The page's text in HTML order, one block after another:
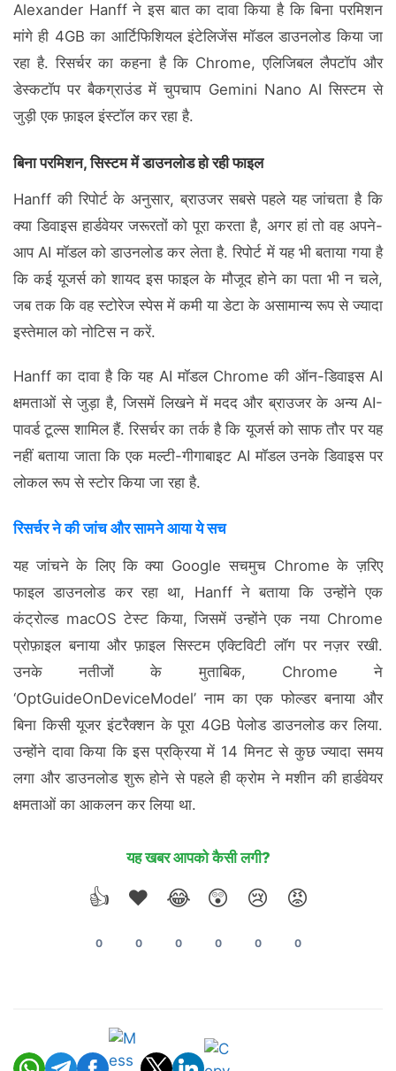
Alexander Hanff ने इस बात का दावा किया है कि बिना परमिशन
मांगे ही 4GB का आर्टिफिशियल इंटेलिजेंस मॉडल डाउनलोड किया जा
रहा है. रिसर्चर का कहना है कि Chrome, एलिजिबल लैपटॉप और
डेस्कटॉप पर बैकग्राउंड में चुपचाप Gemini Nano AI सिस्टम से
जुड़ी एक फ़ाइल इंस्टॉल कर रहा है.
बिना परमिशन, सिस्टम में डाउनलोड हो रही फाइल
Hanff की रिपोर्ट के अनुसार, ब्राउजर सबसे पहले यह जांचता है कि
क्या डिवाइस हार्डवेयर जरूरतों को पूरा करता है, अगर हां तो वह अपने-
आप AI मॉडल को डाउनलोड कर लेता है. रिपोर्ट में यह भी बताया गया है
कि कई यूजर्स को शायद इस फाइल के मौजूद होने का पता भी न चले,
जब तक कि वह स्टोरेज स्पेस में कमी या डेटा के असामान्य रूप से ज्यादा
इस्तेमाल को नोटिस न करें.
Hanff का दावा है कि यह AI मॉडल Chrome की ऑन-डिवाइस AI
क्षमताओं से जुड़ा है, जिसमें लिखने में मदद और ब्राउजर के अन्य AI-
पावर्ड टूल्स शामिल हैं. रिसर्चर का तर्क है कि यूजर्स को साफ तौर पर यह
नहीं बताया जाता कि एक मल्टी-गीगाबाइट AI मॉडल उनके डिवाइस पर
लोकल रूप से स्टोर किया जा रहा है.
रिसर्चर ने की जांच और सामने आया ये सच
यह जांचने के लिए कि क्या Google सचमुच Chrome के ज़रिए
फाइल डाउनलोड कर रहा था, Hanff ने बताया कि उन्होंने एक
कंट्रोल्ड macOS टेस्ट किया, जिसमें उन्होंने एक नया Chrome
प्रोफ़ाइल बनाया और फ़ाइल सिस्टम एक्टिविटी लॉग पर नज़र रखी.
उनके नतीजों के मुताबिक, Chrome ने
‘OptGuideOnDeviceModel’ नाम का एक फोल्डर बनाया और
बिना किसी यूजर इंटरैक्शन के पूरा 4GB पेलोड डाउनलोड कर लिया.
उन्होंने दावा किया कि इस प्रक्रिया में 14 मिनट से कुछ ज्यादा समय
लगा और डाउनलोड शुरू होने से पहले ही क्रोम ने मशीन की हार्डवेयर
क्षमताओं का आकलन कर लिया था.
यह खबर आपको कैसी लगी?
👍
0
❤️
0
😂
0
😲
0
😢
0
😡
0